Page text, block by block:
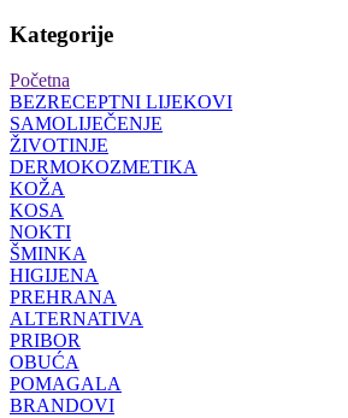
Kategorije
Početna
BEZRECEPTNI LIJEKOVI
SAMOLIJEČENJE
ŽIVOTINJE
DERMOKOZMETIKA
KOŽA
KOSA
NOKTI
ŠMINKA
HIGIJENA
PREHRANA
ALTERNATIVA
PRIBOR
OBUĆA
POMAGALA
BRANDOVI